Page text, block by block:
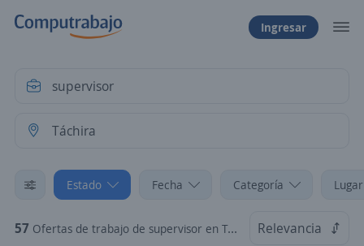
Ingresar
Estado Fecha Categoría
57 Ofertas de trabajo de supervisor en Táchira Relevancia